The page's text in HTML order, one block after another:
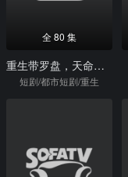
全 80 集
重生带罗盘，天命我说了算
短剧/都市短剧/重生